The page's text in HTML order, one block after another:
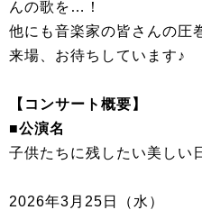
んの歌を…！
他にも音楽家の皆さんの
来場、お待ちしています♪
【コンサート概要】
■公演名
子供たちに残したい美しい
2026年3月25日（水）